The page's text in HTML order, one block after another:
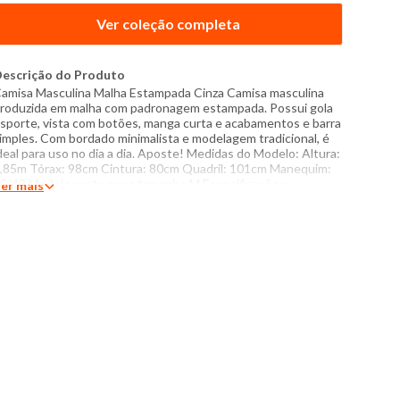
Ver coleção completa
do Produto
Masculina Malha Estampada Cinza Camisa masculina
em malha com padronagem estampada. Possui gola
vista com botões, manga curta e acabamentos e barra
Com bordado minimalista e modelagem tradicional, é
para uso no dia a dia. Aposte! Medidas do Modelo: Altura:
Tórax: 98cm Cintura: 80cm Quadril: 101cm Manequim:
42 Modelo veste peça tamanho M Especificações: -
mais